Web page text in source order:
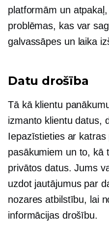
platformām un
problēmas, kas var
galvassāpes un laika
Datu drošība
Tā kā klientu
izmanto klientu datus,
Iepazīstieties ar
pasākumiem un to, kā
privātos datus. Jums
uzdot jautājumus par
nozares atbilstību, lai
informācijas drošību.